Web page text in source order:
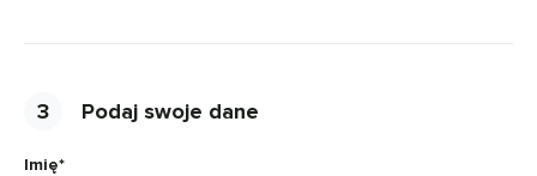
3 Podaj swoje dane
Imię*